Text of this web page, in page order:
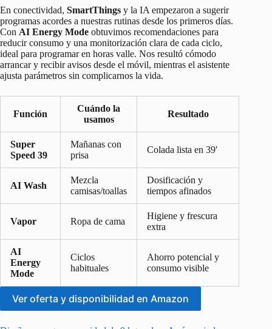
En conectividad, SmartThings y la IA empezaron a sugerir
programas acordes a nuestras rutinas desde los primeros días.
Con AI Energy Mode obtuvimos recomendaciones para
reducir consumo y una monitorización clara de cada ciclo,
ideal para programar en horas valle. Nos resultó cómodo
arrancar y recibir avisos desde el móvil, mientras el asistente
ajusta parámetros sin complicarnos la vida.
Función
Cuándo la
usamos
Resultado
Super
Speed 39
Mañanas con
prisa
Colada lista en 39′
AI Wash
Mezcla
camisas/toallas
Dosificación y
tiempos afinados
Vapor Ropa de cama
Higiene y frescura
extra
AI
Energy
Mode
Ciclos
habituales
Ahorro potencial y
consumo visible
Ver oferta y disponibilidad en Amazon